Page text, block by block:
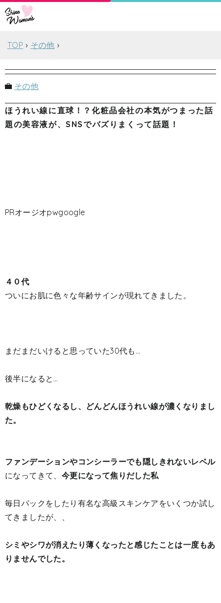
TOP その他
その他
ほうれい線に直球！？化粧品会社の本気がつまった話
題の美容液が、SNSでバズりまくって話題！
PRオージオpwgoogle
４０代
ついにお肌に色々な年齢サインが現れてきました。
まだまだいけると思っていた30代も…
後半になると…
乾燥もひどくなるし、どんどんほうれい線が濃くなりまし
た。
ファンデーションやコンシーラーでも隠しきれないレベル
になってきて、 今更になって焦りだした私
毎日パックをしたり有名な高級スキンケアをいくつか試し
てきましたが、、
シミやシワが消えたり薄くなったと感じたことは一度もあ
りませんでした。